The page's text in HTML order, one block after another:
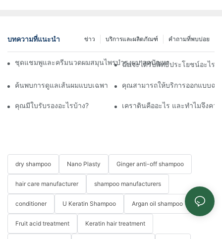
บทความที่แนะนำ คำถามที่พบบ่อย
บริการและผลิตภัณฑ์
ข่าว
ชุดแชมพูและครีมนวดผมสมุนไพรบำรุงผม ลดปัญหาผมร่วง ขนาด
ฉันจะได้รับสิทธิประโยชน์อะไร
ค้นพบการดูแลเส้นผมแบบเฉพาะบุคคลด้วยน้ำมันบาตานาและมาส์กบ
คุณสามารถให้บริการออกแบบฉ
คุณมีใบรับรองอะไรบ้าง? เคราตินคืออะไร และทำไมจึงค
dry shampoo Nano Plasty Ginger anti-off shampoo
hair care manufacturer shampoo manufacturers
conditioner U Keratin Shampoo Argan oil shampoo
Fruit acid treatment Keratin hair treatment